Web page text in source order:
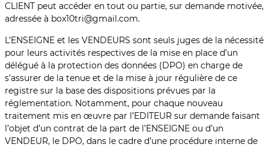
CLIENT peut accéder en tout ou partie, sur demande motivée,
adressée à box10tri@gmail.com.
L’ENSEIGNE et les VENDEURS sont seuls juges de la nécessité
pour leurs activités respectives de la mise en place d’un
délégué à la protection des données (DPO) en charge de
s’assurer de la tenue et de la mise à jour régulière de ce
registre sur la base des dispositions prévues par la
réglementation. Notamment, pour chaque nouveau
traitement mis en œuvre par l’EDITEUR sur demande faisant
l’objet d’un contrat de la part de l’ENSEIGNE ou d’un
VENDEUR, le DPO, dans le cadre d’une procédure interne de